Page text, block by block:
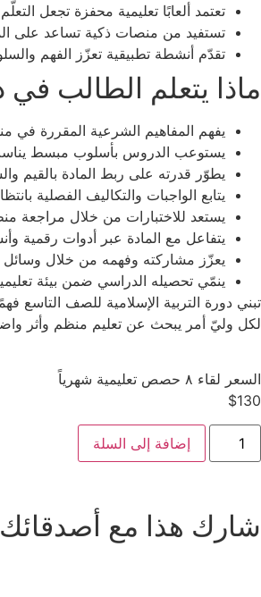
تعتمد ألعابًا تعليمية محفزة تجعل
تستفيد من منصات ذكية تساعد على
تقدّم أنشطة تطبيقية تعزّز الفهم
ماذا يتعلم الطالب في
يفهم المفاهيم الشرعية المقررة في
يستوعب الدروس بأسلوب مبسط
يطوّر قدرته على ربط المادة بالقيم
يتابع الواجبات والتكاليف الفصلية
يستعد للاختبارات من خلال مراجعة
يتفاعل مع المادة عبر أدوات رقمية
يعزّز مشاركته وفهمه من خلال وسائل
ينمّي تحصيله الدراسي ضمن بيئة
تبني دورة التربية الإسلامية للصف
لكل وليّ أمر يبحث عن تعليم منظم وأثر
السعر لقاء ٨ حصص تعليمية شهرياً
$130
إضافة إلى السلة
شارك هذا مع